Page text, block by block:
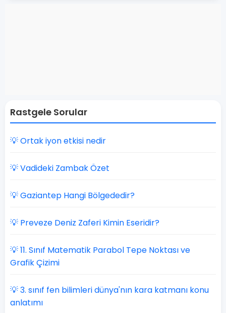
Rastgele Sorular
💡 Ortak iyon etkisi nedir
💡 Vadideki Zambak Özet
💡 Gaziantep Hangi Bölgededir?
💡 Preveze Deniz Zaferi Kimin Eseridir?
💡 11. Sınıf Matematik Parabol Tepe Noktası ve
Grafik Çizimi
💡 3. sınıf fen bilimleri dünya'nın kara katmanı konu
anlatımı